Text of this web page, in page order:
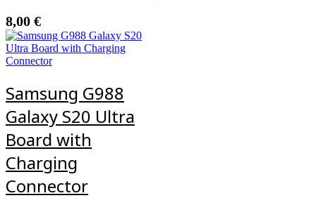
8,00 €
Samsung G988
Galaxy S20 Ultra
Board with
Charging
Connector